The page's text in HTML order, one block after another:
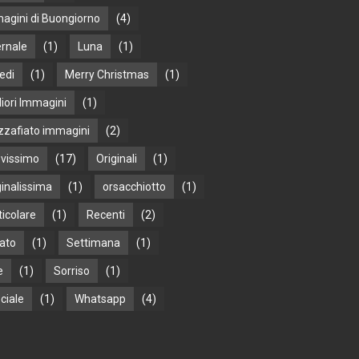
di Buongiorno (4)
(1) Luna (1)
(1) Merry Christmas (1)
Immagini (1)
immagini (2)
(17) Originali (1)
(1) orsacchiotto (1)
(1) Recenti (2)
(1) Settimana (1)
(1) Sorriso (1)
(1) Whatsapp (4)